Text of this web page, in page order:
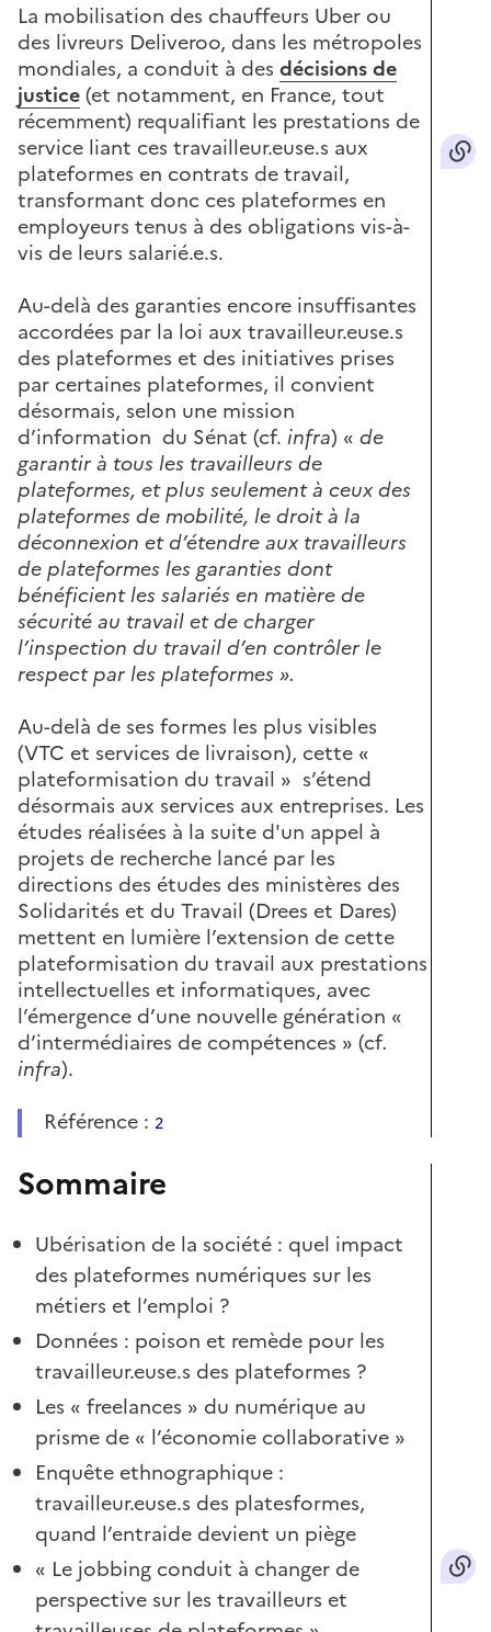
La mobilisation des chauffeurs Uber ou
des livreurs Deliveroo, dans les métropoles
mondiales, a conduit à des décisions de
justice(et notamment, en France, tout
récemment) requalifiant les prestations de
service liant ces travailleur.euse.s aux
plateformes en contrats de travail,
transformant donc ces plateformes en
employeurs tenus à des obligations vis-à-
vis de leurs salarié.e.s.
Au-delà des garanties encore insuffisantes
accordées par la loi aux travailleur.euse.s
des plateformes et des initiatives prises
par certaines plateformes, il convient
désormais, selon une mission
d’information du Sénat (cf. infra) « de
garantir à tous les travailleurs de
plateformes, et plus seulement à ceux des
plateformes de mobilité, le droit à la
déconnexion et d’étendre aux travailleurs
de plateformes les garanties dont
bénéficient les salariés en matière de
sécurité au travail et de charger
l’inspection du travail d’en contrôler le
respect par les plateformes ».
Au-delà de ses formes les plus visibles
(VTC et services de livraison), cette «
plateformisation du travail » s’étend
désormais aux services aux entreprises. Les
études réalisées à la suite d'un appel à
projets de recherche lancé par les
directions des études des ministères des
Solidarités et du Travail (Drees et Dares)
mettent en lumière l’extension de cette
plateformisation du travail aux prestations
intellectuelles et informatiques, avec
l’émergence d’une nouvelle génération «
d’intermédiaires de compétences » (cf.
infra).
Référence : 2
Sommaire
Ubérisation de la société : quel impact
des plateformes numériques sur les
métiers et l’emploi ?
Données : poison et remède pour les
travailleur.euse.s des plateformes ?
Les « freelances » du numérique au
prisme de « l’économie collaborative »
Enquête ethnographique :
travailleur.euse.s des platesformes,
quand l’entraide devient un piège
« Le jobbing conduit à changer de
perspective sur les travailleurs et